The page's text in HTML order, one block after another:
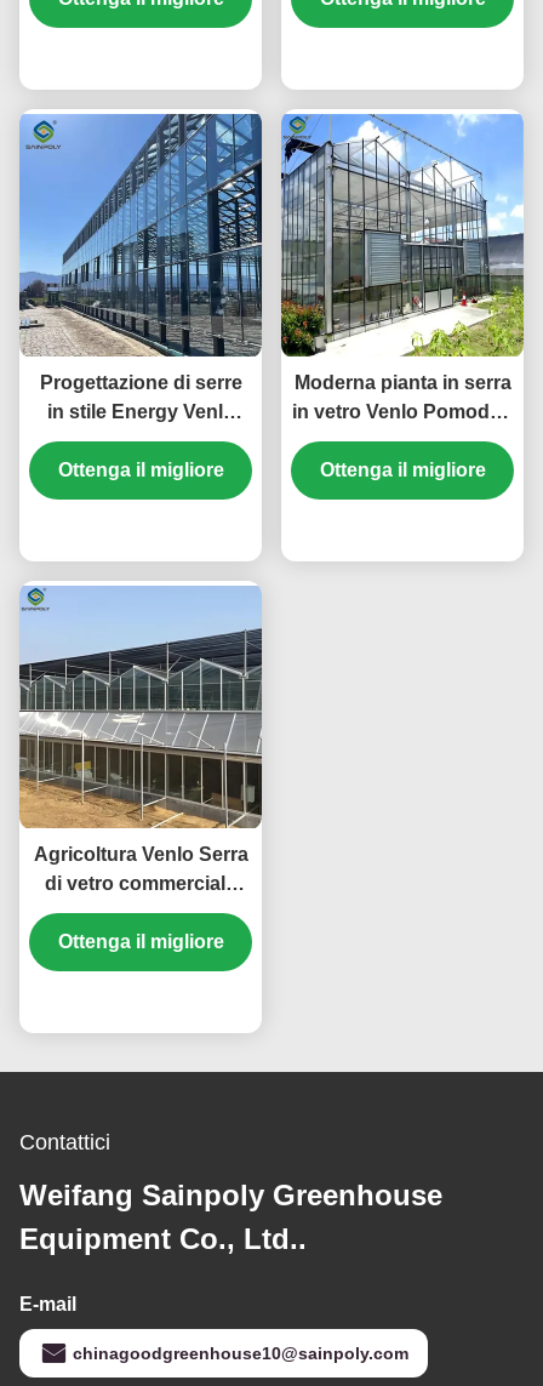
automatizzata per
rinnovabili a sostegno
agricoltura verde
Progettazione di serre
in stile Energy Venlo
adatta alla produzione
agricola su larga scala
che migliora le
delle piante
Ottenga il migliore
Moderna pianta in serra
in vetro Venlo Pomodori
Cetrioli Alta resistenza
al vento
Ottenga il migliore
Agricoltura Venlo Serra
di vetro commerciale
Larghezza 9,6 m Con
sistema idroponico
Ottenga il migliore
Contattici
Weifang Sainpoly Greenhouse
Equipment Co., Ltd..
E-mail
chinagoodgreenhouse10@sainpoly.com